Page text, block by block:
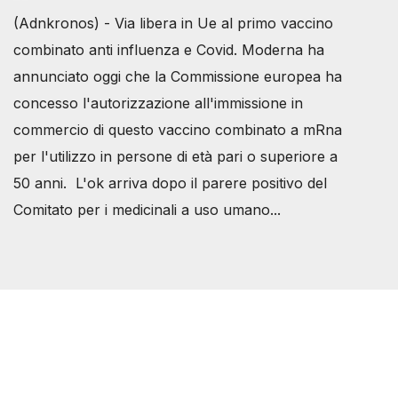
(Adnkronos) - Via libera in Ue al primo vaccino
combinato anti influenza e Covid. Moderna ha
annunciato oggi che la Commissione europea ha
concesso l'autorizzazione all'immissione in
commercio di questo vaccino combinato a mRna
per l'utilizzo in persone di età pari o superiore a
50 anni. L'ok arriva dopo il parere positivo del
Comitato per i medicinali a uso umano...